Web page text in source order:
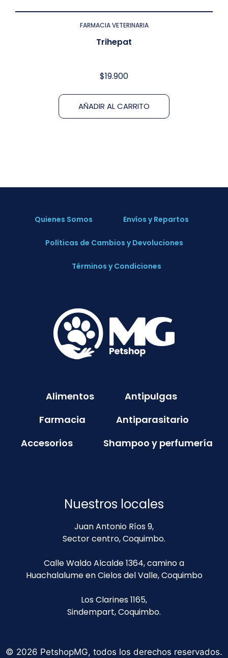
FARMACIA VETERINARIA
Trihepat
$19.900
AÑADIR AL CARRITO
Quienes Somos Envíos y Repartos
Políticas de Cambios y Devoluciones
Términos y Condiciones
Alimentos
Antipulgas
Farmacia
Antiparasitario
Accesorios
Shampoo y perfumería
Nuestros locales
Juan Antonio Ríos 9,
Sector centro, Coquimbo.
Calle Waldo Alcalde 1364, camino a
Huachalalume en Cielos del Valle, Coquimbo
Los Clarines 1165,
Sindempart, Coquimbo.
© 2026 PetshopMG, todos los derechos reservados.